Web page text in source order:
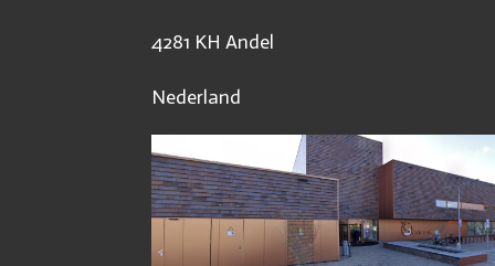
4281 KH Andel
Nederland